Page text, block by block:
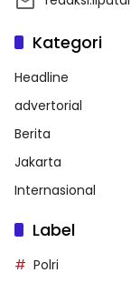
Kategori
Headline
advertorial
Berita
Jakarta
Internasional
Label
Polri